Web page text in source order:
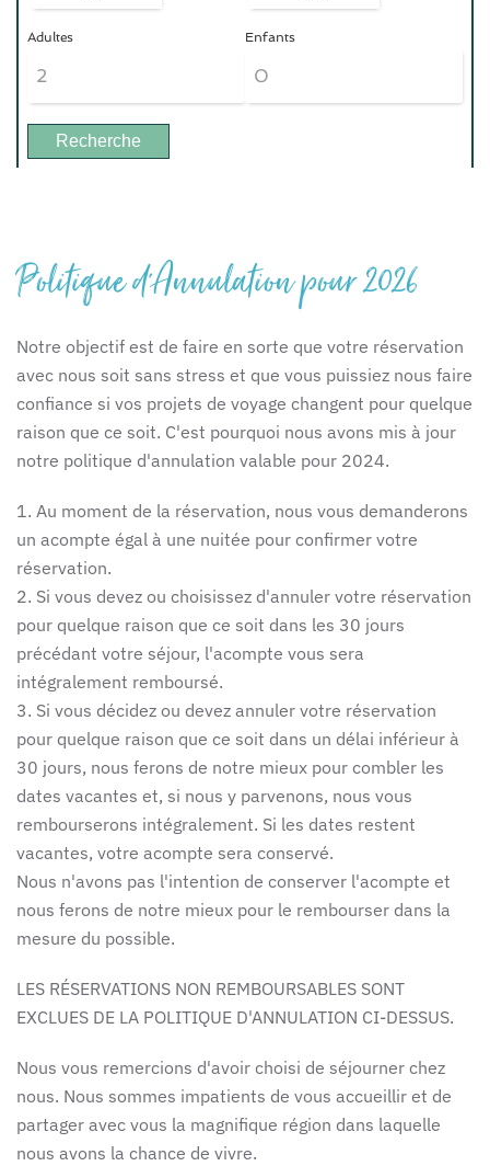
Adultes Enfants
Politique d'Annulation pour 2026
Notre objectif est de faire en sorte que votre réservation
avec nous soit sans stress et que vous puissiez nous faire
confiance si vos projets de voyage changent pour quelque
raison que ce soit. C'est pourquoi nous avons mis à jour
notre politique d'annulation valable pour 2024.
1. Au moment de la réservation, nous vous demanderons
un acompte égal à une nuitée pour confirmer votre
réservation.
2. Si vous devez ou choisissez d'annuler votre réservation
pour quelque raison que ce soit dans les 30 jours
précédant votre séjour, l'acompte vous sera
intégralement remboursé.
3. Si vous décidez ou devez annuler votre réservation
pour quelque raison que ce soit dans un délai inférieur à
30 jours, nous ferons de notre mieux pour combler les
dates vacantes et, si nous y parvenons, nous vous
rembourserons intégralement. Si les dates restent
vacantes, votre acompte sera conservé.
Nous n'avons pas l'intention de conserver l'acompte et
nous ferons de notre mieux pour le rembourser dans la
mesure du possible.
LES RÉSERVATIONS NON REMBOURSABLES SONT
EXCLUES DE LA POLITIQUE D'ANNULATION CI-DESSUS.
Nous vous remercions d'avoir choisi de séjourner chez
nous. Nous sommes impatients de vous accueillir et de
partager avec vous la magnifique région dans laquelle
nous avons la chance de vivre.